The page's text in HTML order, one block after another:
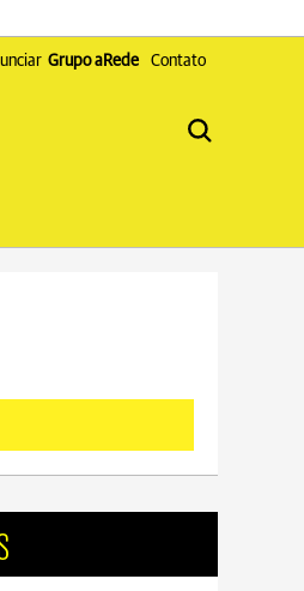
Grupo aRede Contato